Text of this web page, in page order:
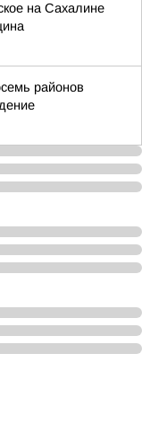
на Сахалине
районов